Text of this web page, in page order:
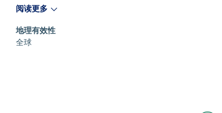
阅读更多
地理有效性
全球